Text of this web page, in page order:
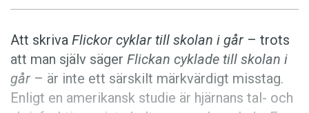
Press
Att skriva Flickor cyklar till skolan i går – trots
att man själv säger Flickan cyklade till skolan i
går – är inte ett särskilt märkvärdigt misstag.
Enligt en amerikansk studie är hjärnans tal- och